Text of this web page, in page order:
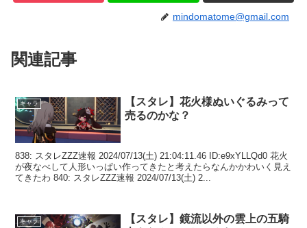
mindomatome@gmail.com
関連記事
キャラ
【スタレ】花火様ぬいぐるみって
売るのかな？
838: スタレZZZ速報 2024/07/13(土) 21:04:11.46 ID:e9xYLLQd0 花火
が夜なべして人形いっぱい作ってきたと考えたらなんかかわいく見え
てきたわ 840: スタレZZZ速報 2024/07/13(土) 2...
キャラ
【スタレ】鏡流以外の雲上の五騎